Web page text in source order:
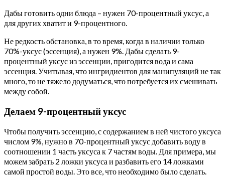
Дабы готовить одни блюда – нужен 70-процентный уксус, а
для других хватит и 9-процентного.
Не редкость обстановка, в то время, когда в наличии только
70%-уксус (эссенция), а нужен 9%. Дабы сделать 9-
процентный уксус из эссенции, пригодится вода и сама
эссенция. Учитывая, что ингридиентов для манипуляций не так
много, то не тяжело додуматься, что потребуется их смешивать
между собой.
Делаем 9-процентный уксус
Чтобы получить эссенцию, с содержанием в ней чистого уксуса
числом 9%, нужно в 70-процентный уксус добавить воду в
соотношении 1 часть уксуса к 7 частям воды. Для примера, мы
можем забрать 2 ложки уксуса и разбавить его 14 ложками
самой простой воды. Это все, что необходимо было сделать.